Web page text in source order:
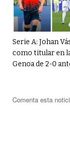
Serie A: Johan
como titular en
Genoa de 2-0
Comenta esta